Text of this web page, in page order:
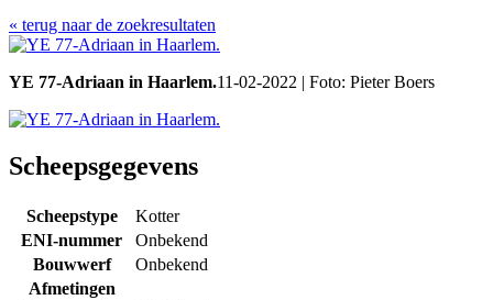
« terug naar de zoekresultaten
YE 77-Adriaan in Haarlem.11-02-2022 | Foto: Pieter Boers
Scheepsgegevens
Scheepstype
Kotter
ENI-nummer
Onbekend
Bouwwerf
Onbekend
Afmetingen